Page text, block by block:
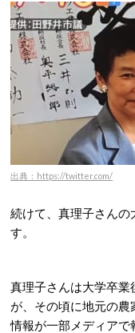
出典：https://twitter.com/
続けて、真理子さんの
す。
真理子さんは大学卒業
が、その頃に地元の
情報が一部メディアで